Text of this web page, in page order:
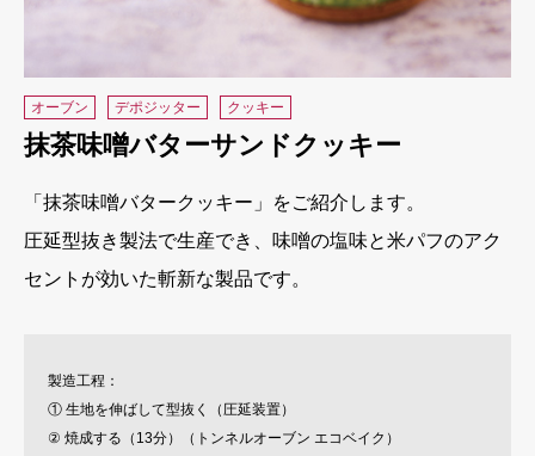
オーブン デポジッター クッキー
抹茶味噌バターサンドクッキー
「抹茶味噌バタークッキー」をご紹介します。
圧延型抜き製法で生産でき、味噌の塩味と米パフのアク
セントが効いた斬新な製品です。
製造工程：
① 生地を伸ばして型抜く（圧延装置）
② 焼成する（13分）（トンネルオーブン エコベイク）